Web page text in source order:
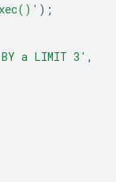
);
BY a LIMIT 3' ,